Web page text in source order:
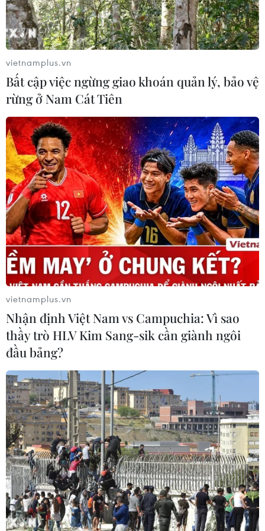
Làn sóng tấn công mạng nhằm vào
các quỹ đầu cơ lớn của Mỹ
Anh công bố kết quả điều tra ban
đầu vụ đâm dao ở trung tâm London
06/08/2026 06:00
Hàn Quốc tăng cường giải pháp
ngăn chặn đánh bạc trực tuyến trong
quân đội
06/08/2026 04:52
Khẩn trường khám nghiệm
hiện trường, điều tra nguyên nhân
vụ cháy chợ Biên Hòa
06/08/2026 04:37
Pháp mở các điểm tắm sông
phục vụ người dân trong mùa Hè
nắng nóng
06/08/2026 03:02
Bất chấp nắng nóng kỷ lục, du khách
châu Á vẫn đổ sang châu Âu
05/08/2026 23:27
vietnamplus.vn
Bất cập việc ngừng giao khoán quản lý, bảo vệ
rừng ở Nam Cát Tiên
vietnamplus.vn
Nhận định Việt Nam vs Campuchia: Vì sao
thầy trò HLV Kim Sang-sik cần giành ngôi
đầu bảng?